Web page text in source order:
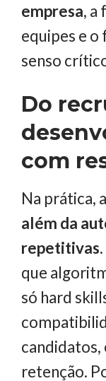
empresa, a
equipes e
senso
Do
com
Na prática,
além da
repetitivas
que
só hard
candidatos,
retenção.